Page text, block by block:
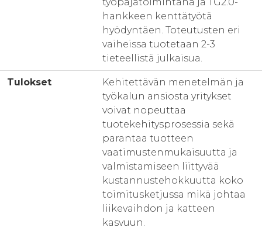
hankkeen kenttätyötä
hyödyntäen. Toteutusten eri
vaiheissa tuotetaan 2-3
tieteellistä julkaisua.
Tulokset
Kehitettävän menetelmän ja
työkalun ansiosta yritykset
voivat nopeuttaa
tuotekehitysprosessia sekä
parantaa tuotteen
vaatimustenmukaisuutta ja
valmistamiseen liittyvää
kustannustehokkuutta koko
toimitusketjussa mikä johtaa
liikevaihdon ja katteen
kasvuun.